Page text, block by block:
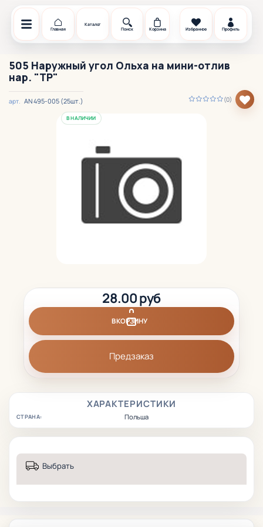
Главная
Каталог
Поиск
Корзина Избранное Профиль
505 Наружный угол Ольха на мини-отлив
нар. "TP"
(0)
арт. АN 495-005 (25шт.)
В НАЛИЧИИ
ХАРАКТЕРИСТИКИ
СТРАНА: Польша
28.00 руб
В КОРЗИНУ
Предзаказ
Выбрать